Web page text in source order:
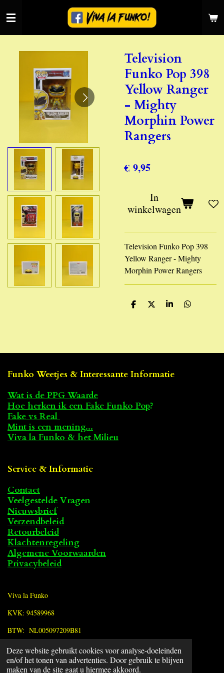
Deze website gebruikt cookies voor analyse-doeleinden
en/of het tonen van advertenties. Door gebruik te blijven
maken van de site gaat u hiermee akkoord.
direct
naar
Television
Funko Pop 398
Yellow Ranger
- Mighty
Morphin Power
Rangers
€ 9,95
In
winkelwagen
Television Funko Pop 398
Yellow Ranger - Mighty
Morphin Power Rangers
D
D
S
D
Funko Weetjes & Interessante Informatie
Wat is de PPG Waarde
Hoe herken ik een Fake Funko Pop?
Fake vs Real
Mint is een mening...
Viva la Funko & het Milieu
Service & Informatie
Contact
Veelgestelde Vragen
Nieuwsbrief
Verzendbeleid
Retourbeleid
Klachtenregeling
Algemene Voorwaarden
Privacybeleid
Viva la Funko
KVK: 94589968
BTW: NL005097209B81
F
a
© 2022 - 2026 Viva la Funko